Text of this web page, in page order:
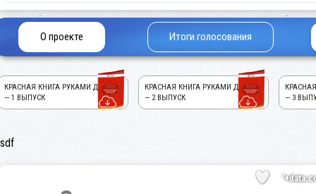
О проекте Итоги голосования
КРАСНАЯ КНИГА РУКАМИ ДЕТЕЙ!
— 1 ВЫПУСК
КРАСНАЯ КНИГА РУКАМИ ДЕТЕЙ!
— 2 ВЫПУСК
— 3
sdf